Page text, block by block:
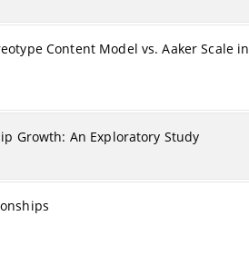
Content Model vs. Aaker Scale in
Growth: An Exploratory Study